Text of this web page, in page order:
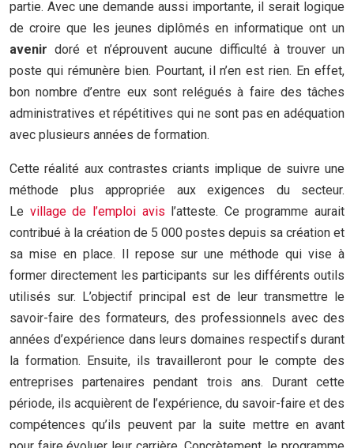
partie. Avec une demande aussi importante, il serait logique
de croire que les jeunes diplômés en informatique ont un
avenir doré et n’éprouvent aucune difficulté à trouver un
poste qui rémunère bien. Pourtant, il n’en est rien. En effet,
bon nombre d’entre eux sont relégués à faire des tâches
administratives et répétitives qui ne sont pas en adéquation
avec plusieurs années de formation.
Cette réalité aux contrastes criants implique de suivre une
méthode plus appropriée aux exigences du secteur.
Le village de l’emploi avis l’atteste. Ce programme aurait
contribué à la création de 5 000 postes depuis sa création et
sa mise en place. Il repose sur une méthode qui vise à
former directement les participants sur les différents outils
utilisés sur. L’objectif principal est de leur transmettre le
savoir-faire des formateurs, des professionnels avec des
années d’expérience dans leurs domaines respectifs durant
la formation. Ensuite, ils travailleront pour le compte des
entreprises partenaires pendant trois ans. Durant cette
période, ils acquièrent de l’expérience, du savoir-faire et des
compétences qu’ils peuvent par la suite mettre en avant